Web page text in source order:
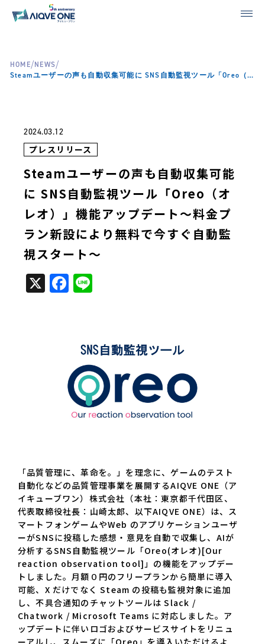
HOME/NEWS/
Steamユーザーの声も自動収集可能に SNS自動監視ツール「Oreo（オレオ）」機能アップデート～料金プラン新設により無料で今すぐ自動監視スタート～
2024.03.12
プレスリリース
Steamユーザーの声も自動収集可能
に SNS自動監視ツール「Oreo（オ
レオ）」機能アップデート～料金プ
ラン新設により無料で今すぐ自動監
視スタート～
X Facebook
「品質管理に、革命を。」を理念に、ゲームのテスト
自動化などの品質管理事業を展開するAIQVE ONE（ア
イキューブワン）株式会社（本社：東京都千代田区、
代表取締役社長：山崎太郎、以下AIQVE ONE）は、ス
マートフォンゲームやWeb のアプリケーションユーザ
ーがSNSに投稿した感想・意見を自動で収集し、AIが
分析するSNS自動監視ツール「Oreo(オレオ)[Our
reaction observation tool]」の機能をアップデー
トしました。月額０円のフリープランから簡単に導入
可能、X だけでなく Steam の投稿も監視対象に追加
し、不具合通知のチャットツールは Slack /
Chatwork / Microsoft Teams に対応しました。ア
ップデートに伴いロゴおよびサービスサイトをリニュ
ーアルし、スムーズに「Oreo」を導入いただけるよ